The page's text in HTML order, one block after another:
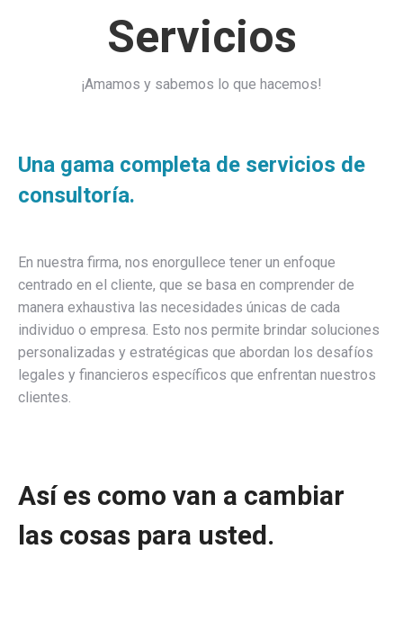
Servicios
¡Amamos y sabemos lo que hacemos!
Una gama completa de servicios de
consultoría.
En nuestra firma, nos enorgullece tener un enfoque
centrado en el cliente, que se basa en comprender de
manera exhaustiva las necesidades únicas de cada
individuo o empresa. Esto nos permite brindar soluciones
personalizadas y estratégicas que abordan los desafíos
legales y financieros específicos que enfrentan nuestros
clientes.
Así es como van a cambiar
las cosas para usted.